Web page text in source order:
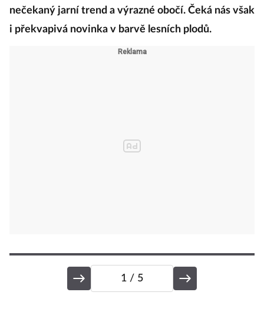
nečekaný jarní trend a výrazné obočí. Čeká nás však
i překvapivá novinka v barvě lesních plodů.
1 / 5